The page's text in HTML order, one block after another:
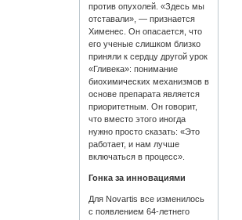
против опухолей. «Здесь мы
отставали», — признается
Хименес. Он опасается, что
его ученые слишком близко
приняли к сердцу другой урок
«Гливека»: понимание
биохимических механизмов в
основе препарата является
приоритетным. Он говорит,
что вместо этого иногда
нужно просто сказать: «Это
работает, и нам лучше
включаться в процесс».
Гонка за инновациями
Для Novartis все изменилось
с появлением 64-летнего